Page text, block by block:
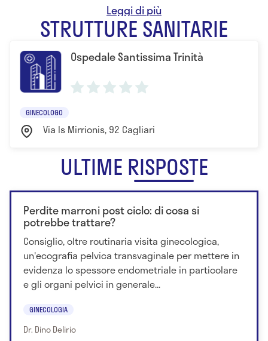
- 1981 Specializzazione in Puericoltura presso
l'Università degli Studi di Sassari
STRUTTURE SANITARIE
Ospedale Santissima Trinità
GINECOLOGO
Via Is Mirrionis, 92 Cagliari
ULTIME RISPOSTE
Perdite marroni post ciclo: di cosa si
potrebbe trattare?
Consiglio, oltre routinaria visita ginecologica,
un'ecografia pelvica transvaginale per mettere in
evidenza lo spessore endometriale in particolare
e gli organi pelvici in generale...
GINECOLOGIA
Dr. Dino Delirio